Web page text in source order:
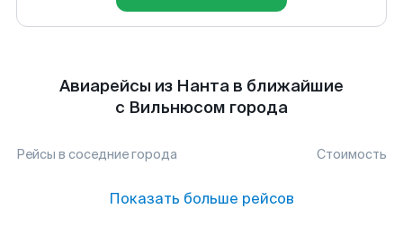
Авиарейсы из Нанта в ближайшие
с Вильнюсом города
Рейсы в соседние города Стоимость
Показать больше рейсов